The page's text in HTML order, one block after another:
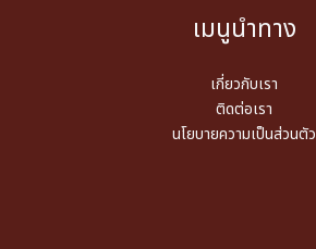
เมนูนำทาง
เกี่ยวกับเรา
ติดต่อเรา
นโยบายความเป็นส่วนตัว